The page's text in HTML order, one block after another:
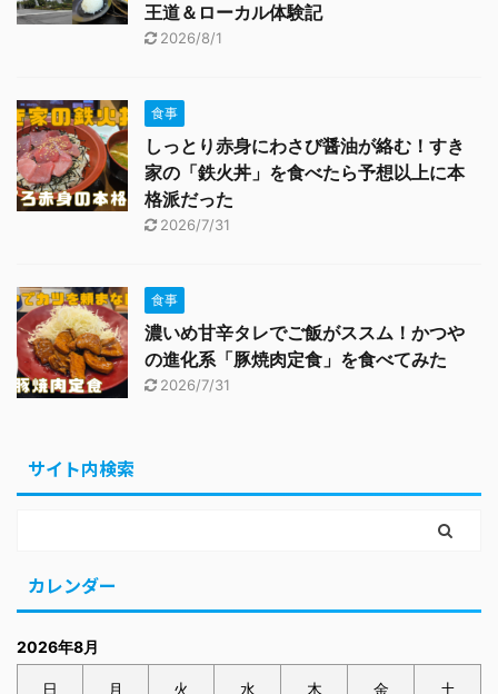
王道＆ローカル体験記
2026/8/1
食事
しっとり赤身にわさび醤油が絡む！すき
家の「鉄火丼」を食べたら予想以上に本
格派だった
2026/7/31
食事
濃いめ甘辛タレでご飯がススム！かつや
の進化系「豚焼肉定食」を食べてみた
2026/7/31
サイト内検索
カレンダー
2026年8月
日 月 火 水 木 金 土